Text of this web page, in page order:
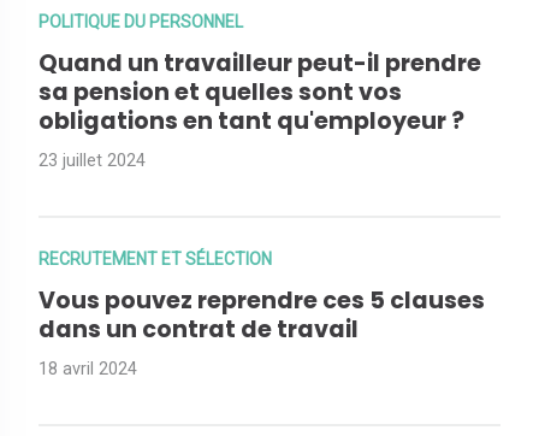
POLITIQUE DU PERSONNEL
Quand un travailleur peut-il prendre
sa pension et quelles sont vos
obligations en tant qu'employeur ?
23 juillet 2024
RECRUTEMENT ET SÉLECTION
Vous pouvez reprendre ces 5 clauses
dans un contrat de travail
18 avril 2024